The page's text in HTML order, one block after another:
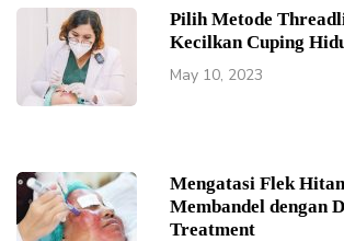
Pilih Metode
Kecilkan Cuping
May 10, 2023
Mengatasi Flek
Membandel dengan
Treatment